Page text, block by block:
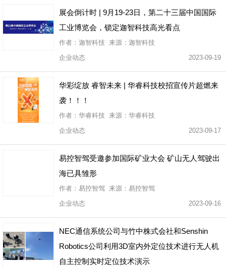
展会倒计时 | ​9月19-23日，第二十三届中国国际
工业博览会，锁定迦智科技高光看点
作者：迦智科技 来源：迦智科技
企业动态
2023-09-19
华彩绽放 睿智未来 | 华睿科技校招宣传片超燃来
袭！！！
作者：华睿科技 来源：华睿科技
企业动态
2023-09-17
易控智驾受邀参加国际矿业大会 矿山无人驾驶出
海已具雏形
作者：易控智驾 来源：易控智驾
企业动态
2023-09-16
NEC通信系统公司与竹中株式会社和Senshin
Robotics公司利用3D室内外定位技术进行无人机
自主控制实时定位技术演示